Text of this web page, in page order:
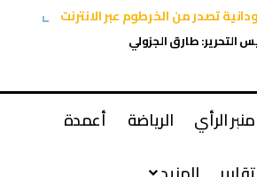
تصدر من الخرطوم عبر الانترنت
التحرير: طارق الجزولي
منبر الرأي الرياضة
أعمدة